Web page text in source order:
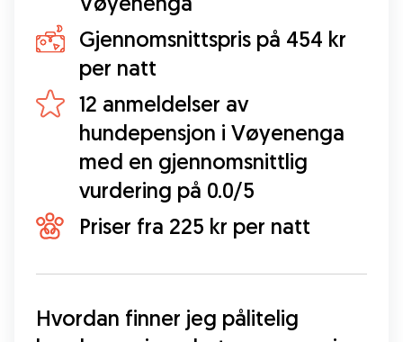
Gjennomsnittspris på 454 kr
per natt
12 anmeldelser av
hundepensjon i Vøyenenga
med en gjennomsnittlig
vurdering på 0.0/5
Priser fra 225 kr per natt
Hvordan finner jeg pålitelig